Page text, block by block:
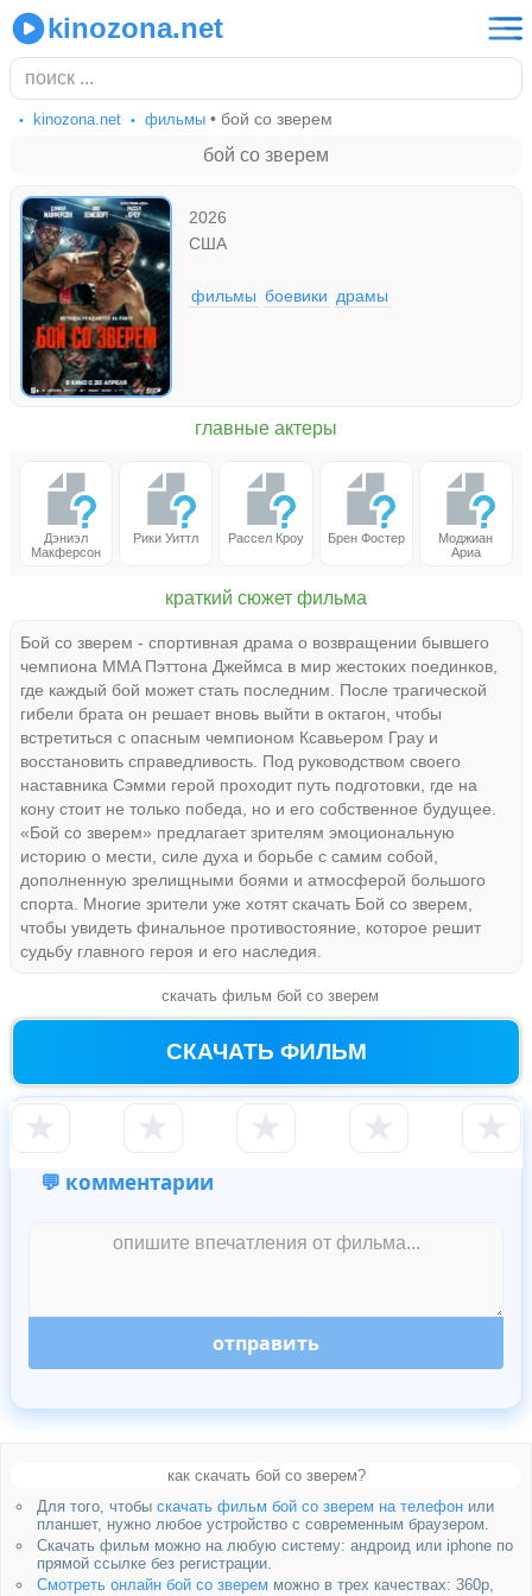
kinozona.net
kinozona.net фильмы • бой со зверем
бой со зверем
2026
США
фильмы боевики драмы
главные актеры
Дэниэл
Макферсон
Рики Уиттл Рассел Кроу Брен Фостер
Моджиан
Ариа
краткий сюжет фильма
Бой со зверем - спортивная драма о возвращении бывшего
чемпиона MMA Пэттона Джеймса в мир жестоких поединков,
где каждый бой может стать последним. После трагической
гибели брата он решает вновь выйти в октагон, чтобы
встретиться с опасным чемпионом Ксавьером Грау и
восстановить справедливость. Под руководством своего
наставника Сэмми герой проходит путь подготовки, где на
кону стоит не только победа, но и его собственное будущее.
«Бой со зверем» предлагает зрителям эмоциональную
историю о мести, силе духа и борьбе с самим собой,
дополненную зрелищными боями и атмосферой большого
спорта. Многие зрители уже хотят скачать Бой со зверем,
чтобы увидеть финальное противостояние, которое решит
судьбу главного героя и его наследия.
скачать фильм бой со зверем
СКАЧАТЬ ФИЛЬМ
★ ★ ★ ★ ★
💬 комментарии
отправить
как скачать бой со зверем?
Для того, чтобы скачать фильм бой со зверем на телефонили
планшет, нужно любое устройство с современным браузером.
Скачать фильм можно на любую систему: андроид или iphone по
прямой ссылке без регистрации.
Смотреть онлайн бой со зверем можно в трех качествах: 360p,